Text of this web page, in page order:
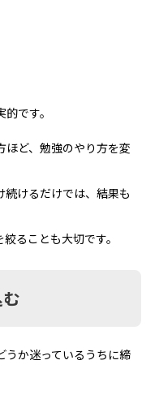
です。
ほど、勉強のやり方を変
けるだけでは、結果も
ることも大切です。
うか迷っているうちに締